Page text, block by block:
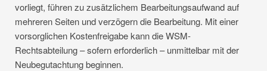
vorliegt, führen zu zusätzlichem Bearbeitungsaufwand auf
mehreren Seiten und verzögern die Bearbeitung. Mit einer
vorsorglichen Kostenfreigabe kann die WSM-
Rechtsabteilung – sofern erforderlich – unmittelbar mit der
Neubegutachtung beginnen.